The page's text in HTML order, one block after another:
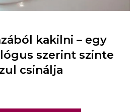
kakilni – egy
szerint szinte
csinálja